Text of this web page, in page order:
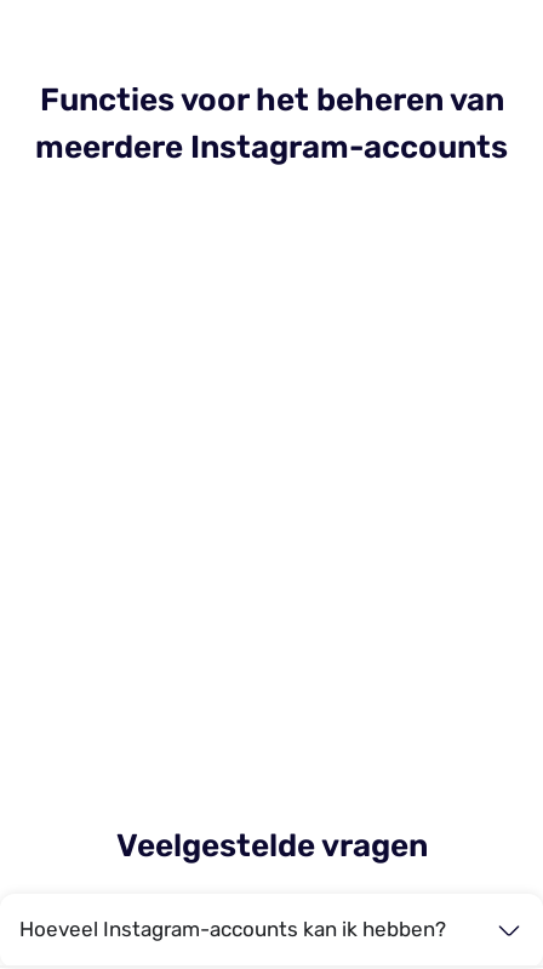
Functies voor het beheren van
meerdere Instagram-accounts
Veelgestelde vragen
Hoeveel Instagram-accounts kan ik hebben?